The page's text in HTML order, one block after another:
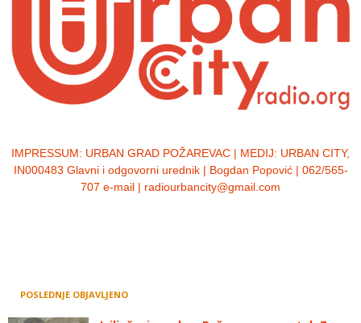
IMPRESSUM: URBAN GRAD POŽAREVAC | MEDIJ: URBAN CITY,
IN000483 Glavni i odgovorni urednik | Bogdan Popović | 062/565-
707 e-mail | radiourbancity@gmail.com
POSLEDNJE OBJAVLJENO